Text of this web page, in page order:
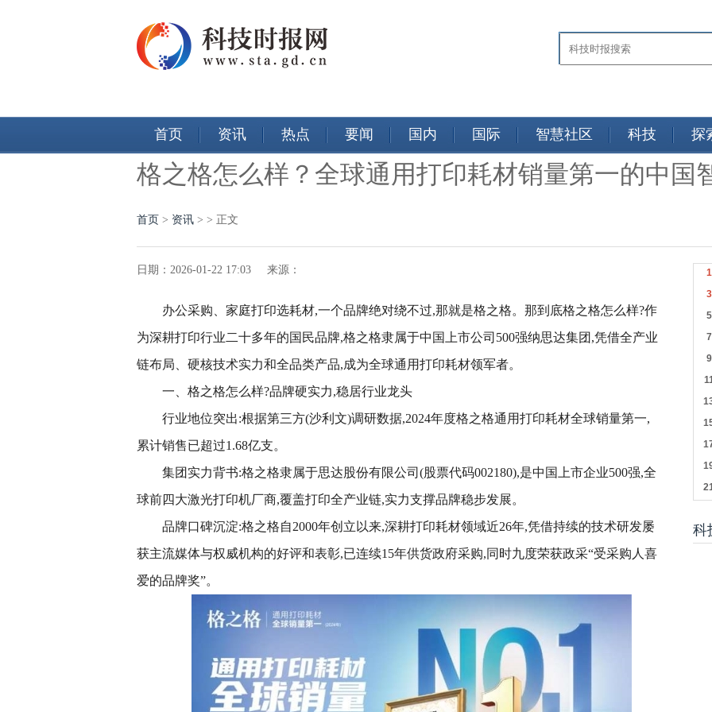
首页 资讯 热点 要闻 国内 国际 智慧社区 科技 探
格之格怎么样？全球通用打印耗材销量第一的中国
首页 > 资讯 > > 正文
日期：2026-01-22 17:03 来源：
办公采购、家庭打印选耗材,一个品牌绝对绕不过,那就是格之格。那到底格之格怎么样?作
为深耕打印行业二十多年的国民品牌,格之格隶属于中国上市公司500强纳思达集团,凭借全产业
链布局、硬核技术实力和全品类产品,成为全球通用打印耗材领军者。
一、格之格怎么样?品牌硬实力,稳居行业龙头
行业地位突出:根据第三方(沙利文)调研数据,2024年度格之格通用打印耗材全球销量第一,
累计销售已超过1.68亿支。
集团实力背书:格之格隶属于思达股份有限公司(股票代码002180),是中国上市企业500强,全
球前四大激光打印机厂商,覆盖打印全产业链,实力支撑品牌稳步发展。
品牌口碑沉淀:格之格自2000年创立以来,深耕打印耗材领域近26年,凭借持续的技术研发屡
获主流媒体与权威机构的好评和表彰,已连续15年供货政府采购,同时九度荣获政采“受采购人喜
爱的品牌奖”。
科